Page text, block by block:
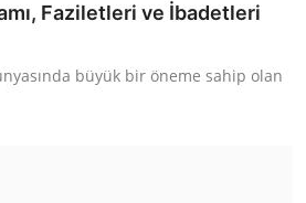
Faziletleri ve İbadetleri
büyük bir öneme sahip olan